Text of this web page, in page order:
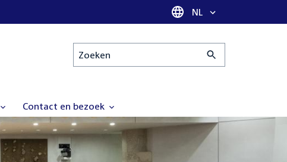
Taal selectie
NL
Zoeken
Contact en bezoek